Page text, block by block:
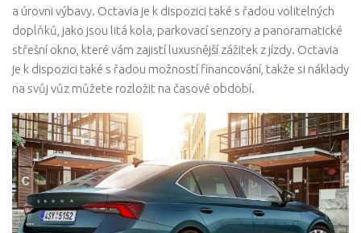
a úrovni výbavy. Octavia je k dispozici také s řadou volitelných
doplňků, jako jsou litá kola, parkovací senzory a panoramatické
střešní okno, které vám zajistí luxusnější zážitek z jízdy. Octavia
je k dispozici také s řadou možností financování, takže si náklady
na svůj vůz můžete rozložit na časové období.